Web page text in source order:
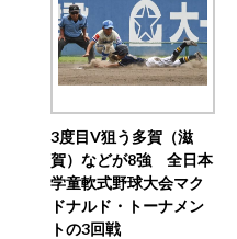
3度目V狙う多賀（滋
賀）などが8強 全日本
学童軟式野球大会マク
ドナルド・トーナメン
トの3回戦